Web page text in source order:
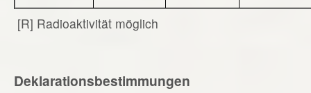
[R] Radioaktivität möglich
Deklarationsbestimmungen